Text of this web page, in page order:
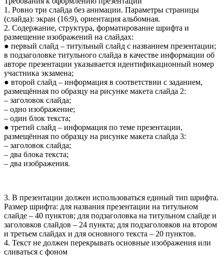
1. Ровно три слайда без анимации. Параметры страницы
(слайда): экран (16:9), ориентация альбомная.
2. Содержание, структура, форматирование шрифта и
размещение изображений на слайдах:
● первый слайд – титульный слайд с названием презентации;
в подзаголовке титульного слайда в качестве информации об
авторе презентации указывается идентификационный номер
участника экзамена;
● второй слайд – информация в соответствии с заданием,
размещённая по образцу на рисунке макета слайда 2:
– заголовок слайда;
– одно изображение;
– один блок текста;
● третий слайд – информация по теме презентации,
размещённая по образцу на рисунке макета слайда 3:
– заголовок слайда;
– два блока текста;
– два изображения.
3. В презентации должен использоваться единый тип шрифта.
Размер шрифта: для названия презентации на титульном
слайде – 40 пунктов; для подзаголовка на титульном слайде и
заголовков слайдов – 24 пункта; для подзаголовков на втором
и третьем слайдах и для основного текста – 20 пунктов.
4. Текст не должен перекрывать основные изображения или
сливаться с фоном